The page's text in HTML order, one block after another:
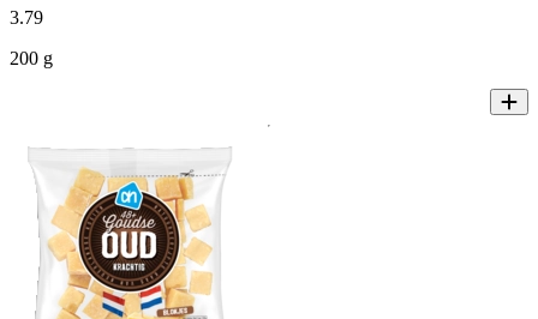
3.79
200 g